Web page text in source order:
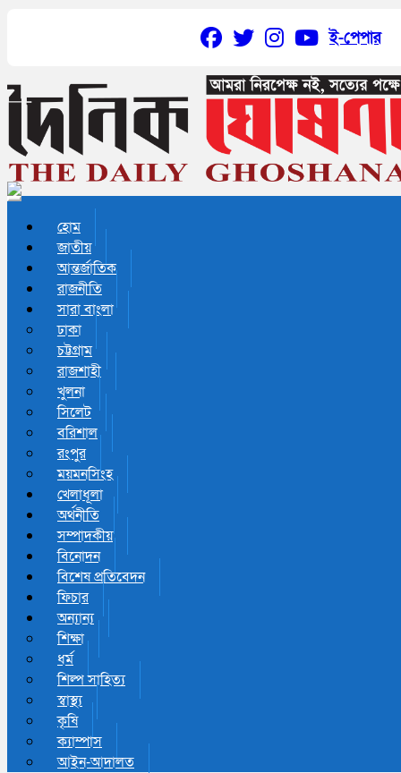
ই-পেপার
Toggle navigation
হোম
জাতীয়
আন্তর্জাতিক
রাজনীতি
সারা বাংলা
ঢাকা
চট্টগ্রাম
রাজশাহী
খুলনা
সিলেট
বরিশাল
রংপুর
ময়মনসিংহ
খেলাধূলা
অর্থনীতি
সম্পাদকীয়
বিনোদন
বিশেষ প্রতিবেদন
ফিচার
অন্যান্য
শিক্ষা
ধর্ম
শিল্প সাহিত্য
স্বাস্থ্য
কৃষি
ক্যাম্পাস
আইন-আদালত